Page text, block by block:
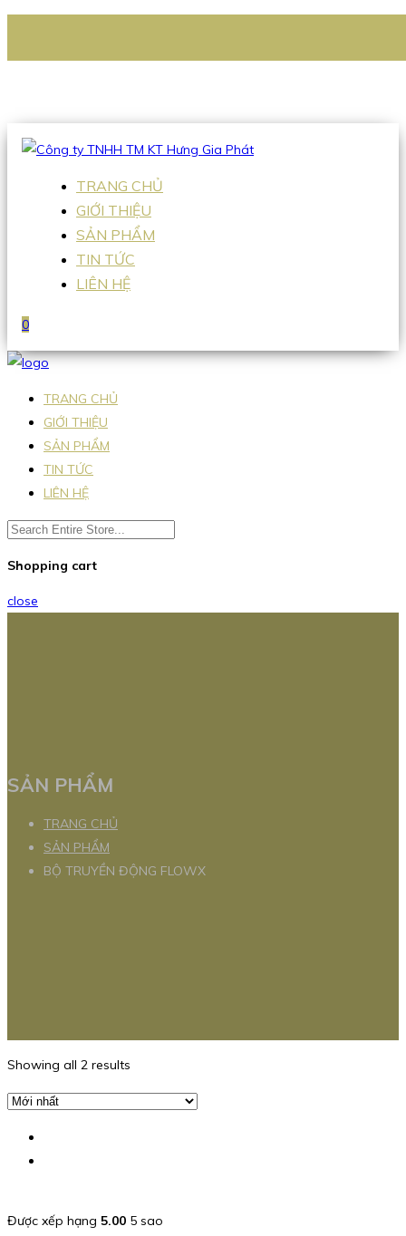
Hotline:0938 336 079
TRANG CHỦ
GIỚI THIỆU
SẢN PHẨM
TIN TỨC
LIÊN HỆ
0
TRANG CHỦ
GIỚI THIỆU
SẢN PHẨM
TIN TỨC
LIÊN HỆ
Shopping cart
close
SẢN PHẨM
TRANG CHỦ
SẢN PHẨM
BỘ TRUYỀN ĐỘNG FLOWX
Showing all 2 results
Được xếp hạng 5.00 5 sao